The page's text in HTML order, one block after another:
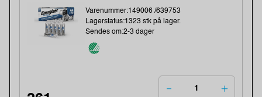
Varenummer:149006 /639753
Lagerstatus:1323 stk på lager.
Sendes om:2-3 dager